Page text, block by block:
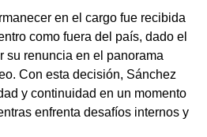
en el cargo fue recibida
como fuera del país, dado el
su renuncia en el panorama
Con esta decisión, Sánchez
y continuidad en un momento
enfrenta desafíos internos y